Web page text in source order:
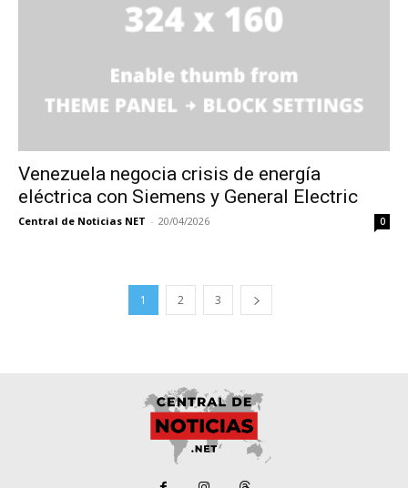
Venezuela negocia crisis de energía
eléctrica con Siemens y General Electric
Central de Noticias NET - 20/04/2026 0
1 2 3